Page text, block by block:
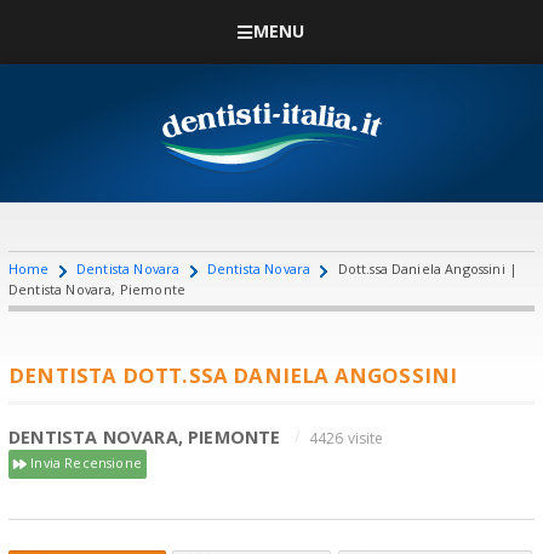
MENU
Home Dentista Novara Dentista Novara
Dott.ssa Daniela Angossini |
Dentista Novara, Piemonte
DENTISTA DOTT.SSA DANIELA ANGOSSINI
DENTISTA NOVARA, PIEMONTE 4426 visite
Invia Recensione